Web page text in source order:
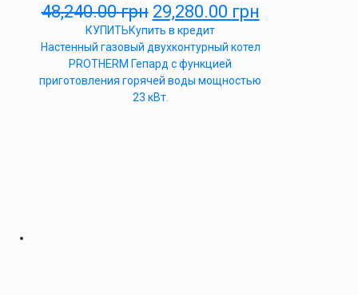
48,240.00грн 29,280.00 грн
КУПИТЬКупить в кредит
Настенный газовый двухконтурный котел
PROTHERM Гепард с функцией
приготовления горячей воды мощностью
23 кВт.